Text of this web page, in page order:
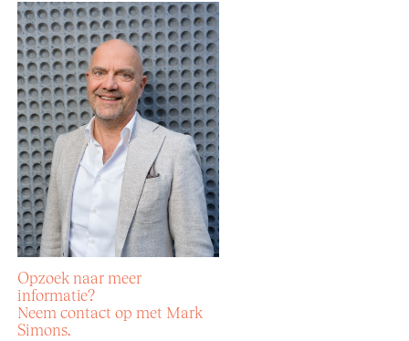
Opzoek naar meer
informatie?
Neem contact op met Mark
Simons.